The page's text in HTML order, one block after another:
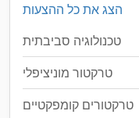
הצג את כל ההצעות
טכנולוגיה סביבתית
טרקטור מוניציפלי
טרקטורים קומפקטיים